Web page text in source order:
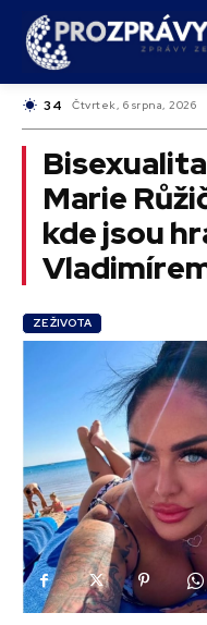
34 Czech
Čtvrtek, 6 srpna, 2026
Marie
kde jsou
ZE ŽIVOTA